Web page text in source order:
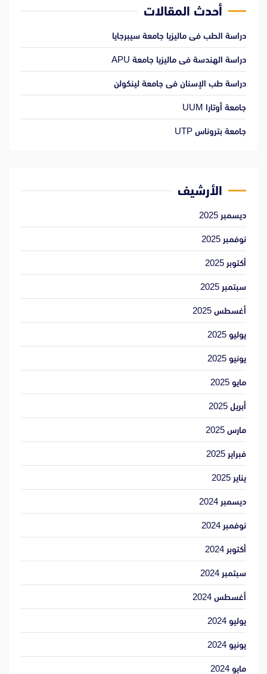
أحدث المقالات
دراسة الطب فى ماليزيا جامعة سيبرجايا
دراسة الهندسة فى ماليزيا جامعة APU
دراسة طب الإسنان فى جامعة لينكولن
جامعة أوتارا UUM
جامعة بتروناس UTP
الأرشيف
ديسمبر 2025
نوفمبر 2025
أكتوبر 2025
سبتمبر 2025
أغسطس 2025
يوليو 2025
يونيو 2025
مايو 2025
أبريل 2025
مارس 2025
فبراير 2025
يناير 2025
ديسمبر 2024
نوفمبر 2024
أكتوبر 2024
سبتمبر 2024
أغسطس 2024
يوليو 2024
يونيو 2024
مايو 2024